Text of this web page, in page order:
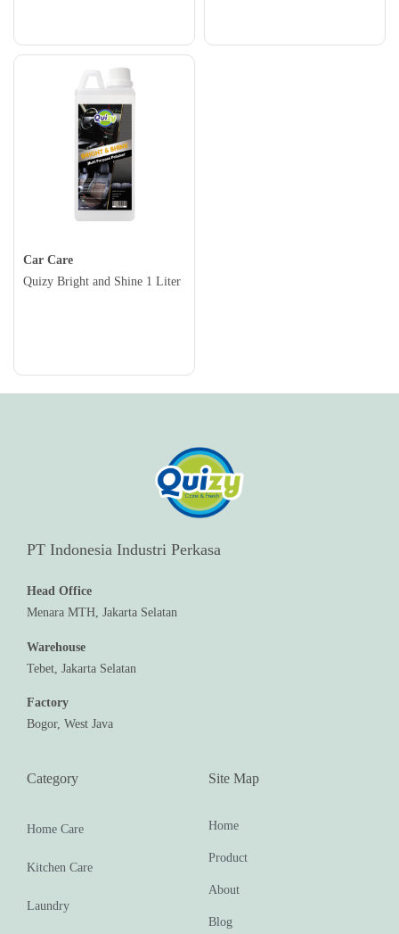
Car Care
Quizy Bright and Shine 1 Liter
PT Indonesia Industri Perkasa
Head Office
Menara MTH, Jakarta Selatan
Warehouse
Tebet, Jakarta Selatan
Factory
Bogor, West Java
Category
Home Care
Kitchen Care
Laundry
Site Map
Home
Product
About
Blog